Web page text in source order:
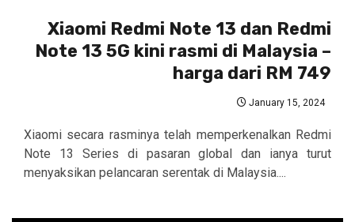
Xiaomi Redmi Note 13 dan Redmi
Note 13 5G kini rasmi di Malaysia –
harga dari RM 749
January 15, 2024
Xiaomi secara rasminya telah memperkenalkan Redmi
Note 13 Series di pasaran global dan ianya turut
menyaksikan pelancaran serentak di Malaysia....